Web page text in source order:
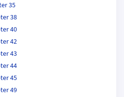
35
38
40
42
43
44
45
49